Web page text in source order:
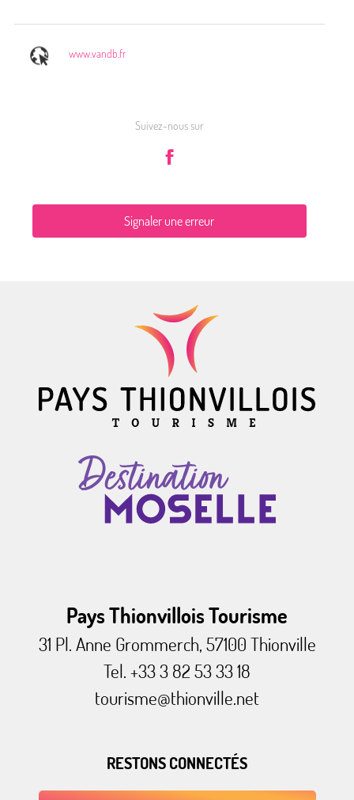
www.vandb.fr
Suivez-nous sur
Signaler une erreur
Pays Thionvillois Tourisme
31 Pl. Anne Grommerch, 57100 Thionville
Tel. +33 3 82 53 33 18
tourisme@thionville.net
RESTONS CONNECTÉS